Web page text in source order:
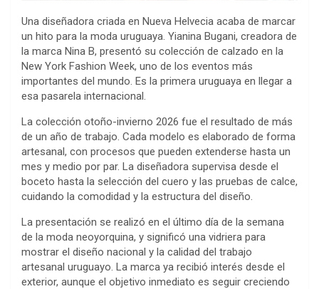
Una diseñadora criada en Nueva Helvecia acaba de marcar
un hito para la moda uruguaya. Yianina Bugani, creadora de
la marca Nina B, presentó su colección de calzado en la
New York Fashion Week, uno de los eventos más
importantes del mundo. Es la primera uruguaya en llegar a
esa pasarela internacional.
La colección otoño-invierno 2026 fue el resultado de más
de un año de trabajo. Cada modelo es elaborado de forma
artesanal, con procesos que pueden extenderse hasta un
mes y medio por par. La diseñadora supervisa desde el
boceto hasta la selección del cuero y las pruebas de calce,
cuidando la comodidad y la estructura del diseño.
La presentación se realizó en el último día de la semana
de la moda neoyorquina, y significó una vidriera para
mostrar el diseño nacional y la calidad del trabajo
artesanal uruguayo. La marca ya recibió interés desde el
exterior, aunque el objetivo inmediato es seguir creciendo